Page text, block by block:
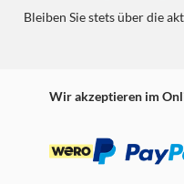
Bleiben Sie stets über die
Wir akzeptieren im